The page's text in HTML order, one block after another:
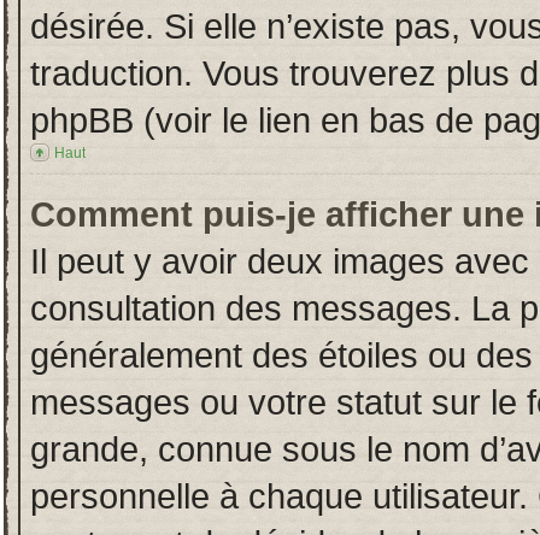
désirée. Si elle n’existe pas,
traduction. Vous trouverez plus
phpBB (voir le lien en bas de
Haut
Comment puis-je afficher une
Il peut y avoir deux images
consultation des messages. La
généralement des étoiles ou
messages ou votre statut sur le
grande, connue sous le nom
personnelle à chaque utilisateur.